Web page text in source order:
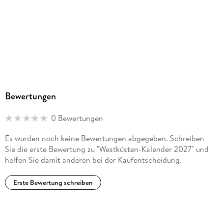
Bewertungen
0 Bewertungen
Es wurden noch keine Bewertungen abgegeben. Schreiben
Sie die erste Bewertung zu "Westküsten-Kalender 2027" und
helfen Sie damit anderen bei der Kaufentscheidung.
Erste Bewertung schreiben